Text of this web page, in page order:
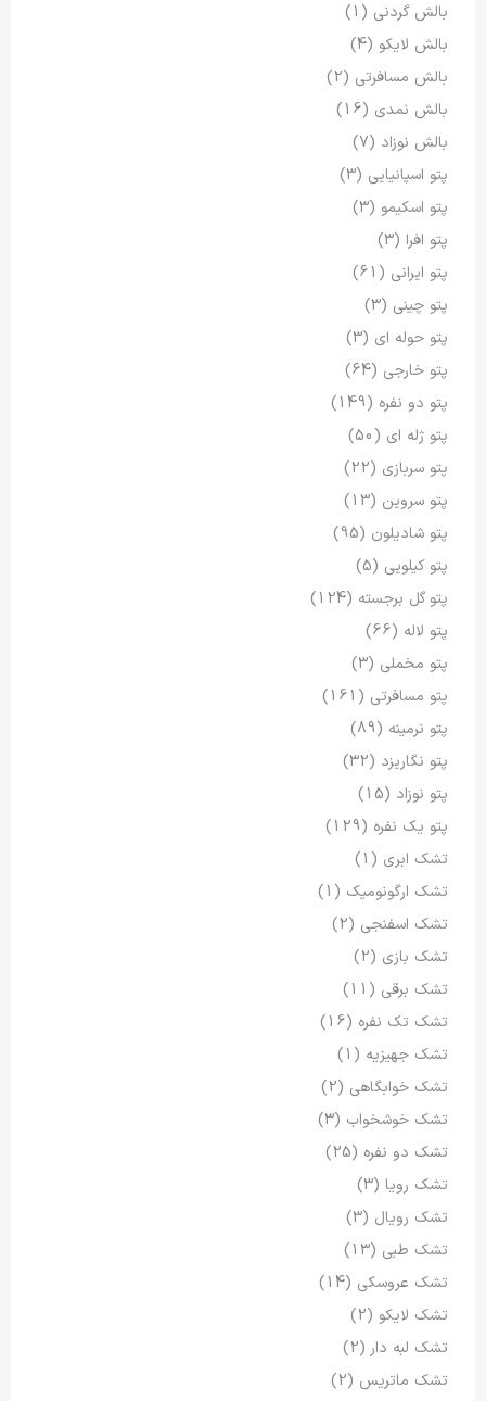
بالش گردنی (1)
بالش لایکو (4)
بالش مسافرتی (2)
بالش نمدی (16)
بالش نوزاد (7)
پتو اسپانیایی (3)
پتو اسکیمو (3)
پتو افرا (3)
پتو ایرانی (61)
پتو چینی (3)
پتو حوله ای (3)
پتو خارجی (64)
پتو دو نفره (149)
پتو ژله ای (50)
پتو سربازی (22)
پتو سروین (13)
پتو شادیلون (95)
پتو کیلویی (5)
پتو گل برجسته (124)
پتو لاله (66)
پتو مخملی (3)
پتو مسافرتی (161)
پتو نرمینه (89)
پتو نگاریزد (32)
پتو نوزاد (15)
پتو یک نفره (129)
تشک ابری (1)
تشک ارگونومیک (1)
تشک اسفنجی (2)
تشک بازی (2)
تشک برقی (11)
تشک تک نفره (16)
تشک جهیزیه (1)
تشک خوابگاهی (2)
تشک خوشخواب (3)
تشک دو نفره (25)
تشک رویا (3)
تشک رویال (3)
تشک طبی (13)
تشک عروسکی (14)
تشک لایکو (2)
تشک لبه دار (2)
تشک ماتریس (2)